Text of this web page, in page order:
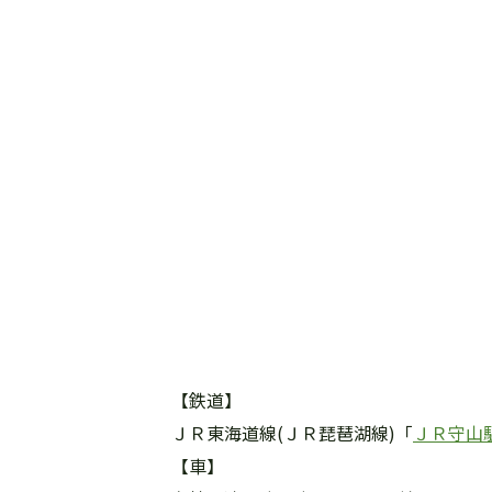
【鉄道】
ＪＲ東海道線(ＪＲ琵琶湖線)「 ＪＲ守山
【車】